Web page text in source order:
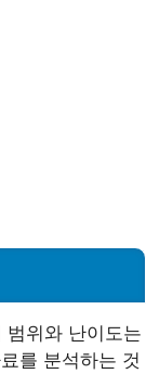
위와 난이도는
를 분석하는 것